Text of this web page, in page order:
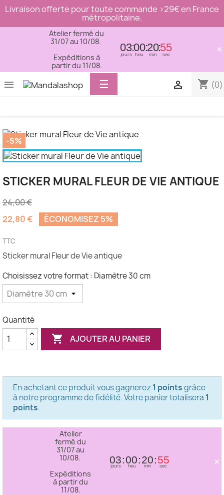
Livraison offerte pour toute commande >29€ en France
métropolitaine.
Atelier fermé du
31/07 au 10/08.
Expéditions à
partir du 11/08.
03
jours
00
heu
20
min
55
sec ×
 shopping_cart (0)

Basculer
la
☰
-5%
STICKER MURAL FLEUR DE VIE ANTIQUE
24,00 €
22,80 €
ÉCONOMISEZ 5%
TTC
Sticker mural Fleur de Vie antique
Choisissez votre format : Diamètre 30 cm
Quantité
 AJOUTER AU PANIER
En achetant ce produit vous gagnerez 1 pointsgrâce
à notre programme de fidélité. Votre panier totalisera 1
points.
Atelier
fermé du
31/07 au
10/08.
Expéditions
à partir du
11/08.
03
jours
00
heu
20
min
55
sec ×